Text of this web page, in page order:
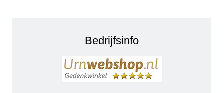
Bedrijfsinfo